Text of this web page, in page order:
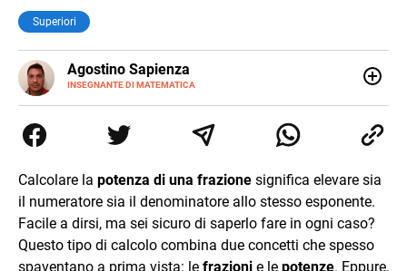
Superiori
Agostino Sapienza
INSEGNANTE DI MATEMATICA
E-
MAIL
LINKEDIN
Tommaso Gulli. Ho conseguito la laurea triennale in
Relazioni Internazionali a Messina e in Economia
commercialisti sono stato chiamato per una supplenza
covid nella classe di insegnamento A47. Ho poi
conseguito l'abilitazione a Trieste nel sostegno e sono
entrato di ruolo nel 2023
Calcolare la potenza di una frazione significa elevare sia
il numeratore sia il denominatore allo stesso esponente.
Facile a dirsi, ma sei sicuro di saperlo fare in ogni caso?
Questo tipo di calcolo combina due concetti che spesso
spaventano a prima vista: le frazioni e le potenze. Eppure,